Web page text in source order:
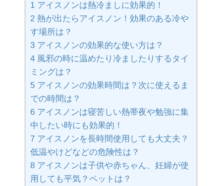
1 アイスノンは熱冷ましに効果的！
2 熱が出たらアイスノン！効果のある冷や
す場所は？
3 アイスノンの効果的な使い方は？
4 風邪の時に温めたり冷ましたりするタイ
ミングは？
5 アイスノンの効果時間は？次に使えるま
での時間は？
6 アイスノンは寝苦しい熱帯夜や勉強に集
中したい時にも効果的！
7 アイスノンを長時間使用しても大丈夫？
低温やけどなどの危険性は？
8 アイスノンは子供や赤ちゃん、妊婦が使
用しても平気？ペットは？